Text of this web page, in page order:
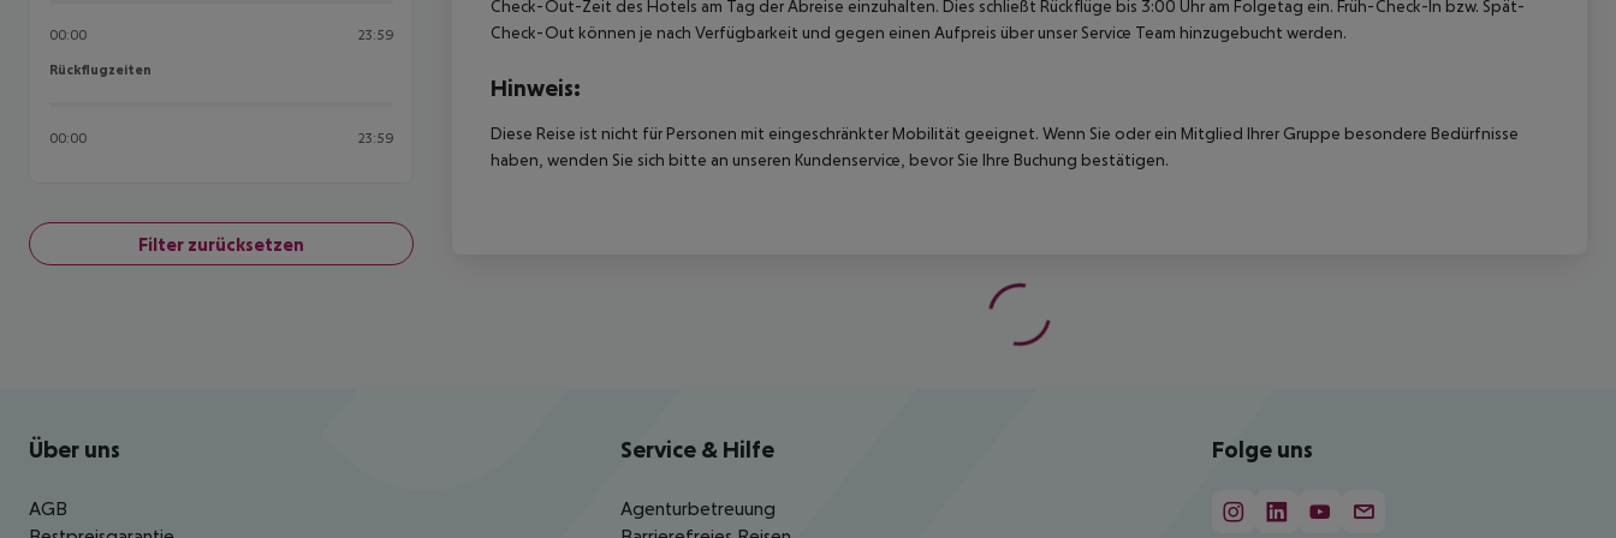
00:00 23:59
Rückflugzeiten
Rückflugzeiten
00:00 23:59
Filter zurücksetzen
Check-Out-Zeit des Hotels am Tag der Abreise einzuhalten. Dies schließt Rückflüge bis 3:00 Uhr am Folgetag ein. Früh-Check-In bzw. Spät-
Check-Out können je nach Verfügbarkeit und gegen einen Aufpreis über unser Service Team hinzugebucht werden.
Hinweis:
Diese Reise ist nicht für Personen mit eingeschränkter Mobilität geeignet. Wenn Sie oder ein Mitglied Ihrer Gruppe besondere Bedürfnisse
haben, wenden Sie sich bitte an unseren Kundenservice, bevor Sie Ihre Buchung bestätigen.
Footer navigation
Über uns
AGB
Service & Hilfe
Agenturbetreuung
Folge uns